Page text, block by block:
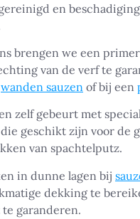
en
brengen we een
van de verf te
wanden sauzen of bij een
zelf gebeurt met
geschikt zijn voor de
van spachtelputz.
in dunne lagen bij
dekking te
garanderen.